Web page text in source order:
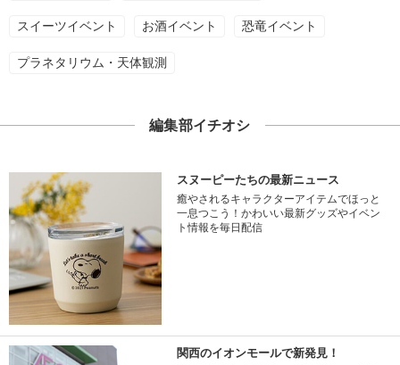
スイーツイベント お酒イベント 恐竜イベント
プラネタリウム・天体観測
編集部イチオシ
スヌーピーたちの最新ニュース
癒やされるキャラクターアイテムでほっと
一息つこう！かわいい最新グッズやイベン
ト情報を毎日配信
関西のイオンモールで新発見！